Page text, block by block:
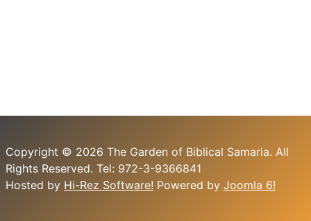
Copyright © 2026 The Garden of Biblical Samaria. All
Rights Reserved. Tel: 972-3-9366841
Hosted by Hi-Rez Software! Powered by Joomla 6!